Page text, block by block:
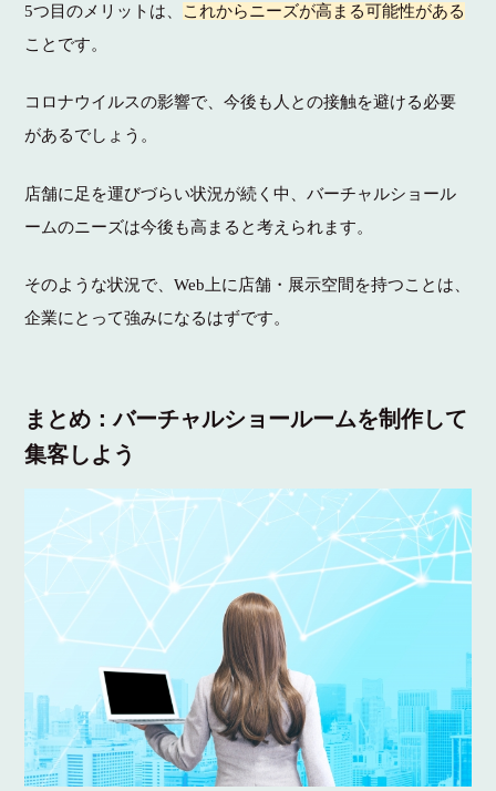
5つ目のメリットは、 これからニーズが高まる可能性がある
ことです。
コロナウイルスの影響で、今後も人との接触を避ける必要
があるでしょう。
店舗に足を運びづらい状況が続く中、バーチャルショール
ームのニーズは今後も高まると考えられます。
そのような状況で、Web上に店舗・展示空間を持つことは、
企業にとって強みになるはずです。
まとめ：バーチャルショールームを制作して
集客しよう